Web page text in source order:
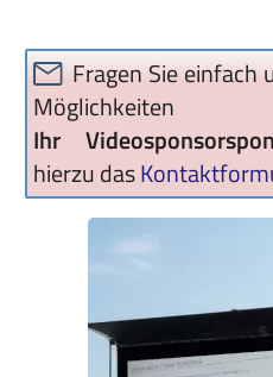
Fragen Sie einfach
Ihr
hierzu das